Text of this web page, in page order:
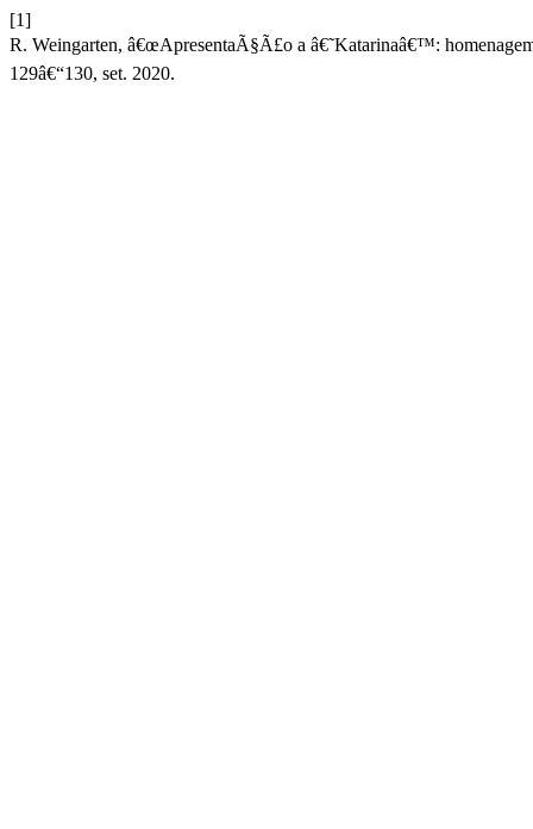
[1]
R. Weingarten, â€œApresentaÃ§Ã£o a â€˜Katarinaâ€™:
129â€“130, set. 2020.